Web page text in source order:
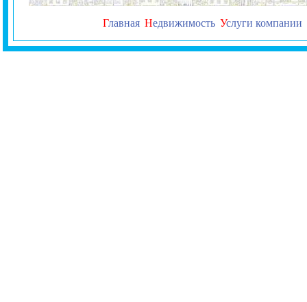
Главная Недвижимость Услуги компании